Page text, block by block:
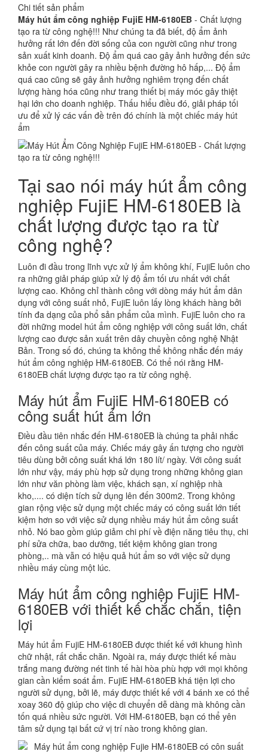
Chi tiết sản phẩm
Máy hút ẩm công nghiệp FujiE HM-6180EB - Chất lượng
tạo ra từ công nghệ!!! Như chúng ta đã biết, độ ẩm ảnh
hưởng rất lớn đến đời sống của con người cũng như trong
sản xuất kinh doanh. Độ ẩm quá cao gây ảnh hưởng đến sức
khỏe con người gây ra nhiều bệnh đường hô hấp,... Độ ẩm
quá cao cũng sẽ gây ảnh hưởng nghiêm trọng đến chất
lượng hàng hóa cũng như trang thiết bị máy móc gây thiệt
hại lớn cho doanh nghiệp. Thấu hiểu điều đó, giải pháp tối
ưu để xử lý các vấn đề trên đó chính là một chiếc máy hút
ẩm
Tại sao nói máy hút ẩm công
nghiệp FujiE HM-6180EB là
chất lượng được tạo ra từ
công nghệ?
Luôn đi đầu trong lĩnh vực xử lý ẩm không khí, FujiE luôn cho
ra những giải pháp giúp xử lý độ ẩm tối ưu nhất với chất
lượng cao. Không chỉ thành công với dòng máy hút ẩm dân
dụng với công suất nhỏ, FujiE luôn lấy lòng khách hàng bởi
tính đa dạng của phổ sản phẩm của mình. FujiE luôn cho ra
đời những model hút ẩm công nghiệp với công suất lớn, chất
lượng cao được sản xuất trên dây chuyền công nghệ Nhật
Bản. Trong số đó, chúng ta không thể không nhắc đến máy
hút ẩm công nghiệp HM-6180EB. Có thể nói rằng HM-
6180EB chất lượng được tạo ra từ công nghệ.
Máy hút ẩm FujiE HM-6180EB có
công suất hút ẩm lớn
Điều đầu tiên nhắc đến HM-6180EB là chúng ta phải nhắc
đến công suất của máy. Chiếc máy gây ấn tượng cho người
tiêu dùng bởi công suất khá lớn 180 lít/ ngày. Với công suất
lớn như vậy, máy phù hợp sử dụng trong những không gian
lớn như văn phòng làm việc, khách sạn, xí nghiệp nhà
kho,.... có diện tích sử dụng lên đến 300m2. Trong không
gian rộng việc sử dụng một chiếc máy có công suất lớn tiết
kiệm hơn so với việc sử dụng nhiều máy hút ẩm công suất
nhỏ. Nó bao gồm giúp giảm chi phí về điện năng tiêu thụ, chi
phí sửa chữa, bao dưỡng, tiết kiệm không gian trong
phòng,.. mà vẫn có hiệu quả hút ẩm so với việc sử dụng
nhiều máy cùng một lúc.
Máy hút ẩm công nghiệp FujiE HM-
6180EB với thiết kế chắc chắn, tiện
lợi
Máy hút ẩm FujiE HM-6180EB được thiết kế với khung hình
chữ nhật, rất chắc chăn. Ngoài ra, máy được thiết kế màu
trắng mang đường nét tinh tế hài hòa phù hợp với mọi không
gian cần kiểm soát ẩm. FujiE HM-6180EB khá tiện lợi cho
người sử dụng, bởi lẽ, máy được thiết kế với 4 bánh xe có thể
xoay 360 độ giúp cho việc di chuyển dễ dàng mà không cần
tốn quá nhiều sức người. Với HM-6180EB, bạn có thể yên
tâm sử dụng tại bất cứ vị trí nào trong không gian.